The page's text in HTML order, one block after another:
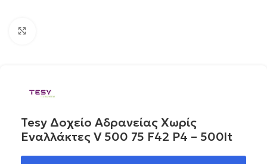
Tesy Δοχείο Αδρανείας Χωρίς
Εναλλάκτες V 500 75 F42 P4 – 500lt